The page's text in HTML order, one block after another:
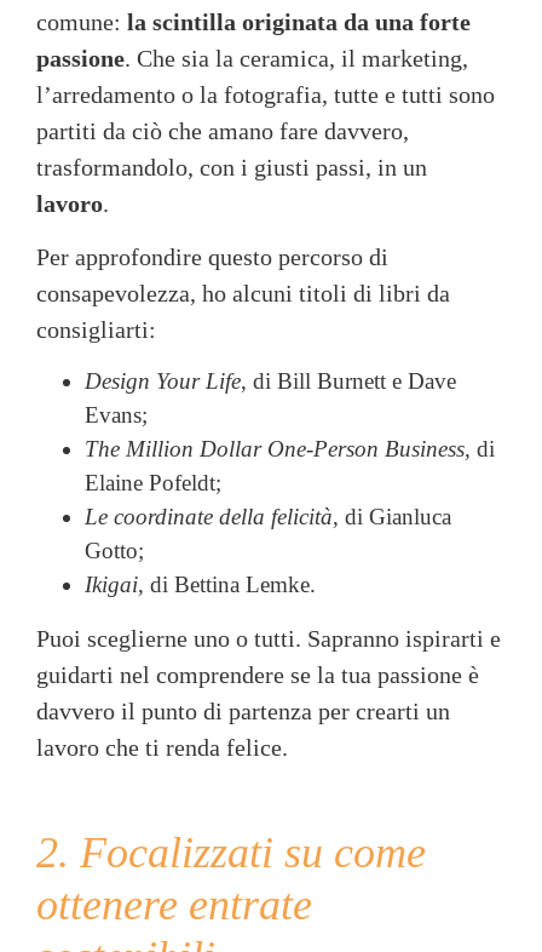
comune: la scintilla originata da una forte
passione. Che sia la ceramica, il marketing,
l’arredamento o la fotografia, tutte e tutti sono
partiti da ciò che amano fare davvero,
trasformandolo, con i giusti passi, in un
lavoro.
Per approfondire questo percorso di
consapevolezza, ho alcuni titoli di libri da
consigliarti:
Design Your Life, di Bill Burnett e Dave
Evans;
The Million Dollar One-Person Business, di
Elaine Pofeldt;
Le coordinate della felicità, di Gianluca
Gotto;
Ikigai, di Bettina Lemke.
Puoi sceglierne uno o tutti. Sapranno ispirarti e
guidarti nel comprendere se la tua passione è
davvero il punto di partenza per crearti un
lavoro che ti renda felice.
2. Focalizzati su come
ottenere entrate